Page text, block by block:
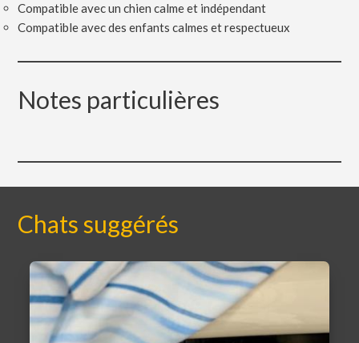
Compatible avec un chien calme et indépendant
Compatible avec des enfants calmes et respectueux
Notes particulières
Chats suggérés